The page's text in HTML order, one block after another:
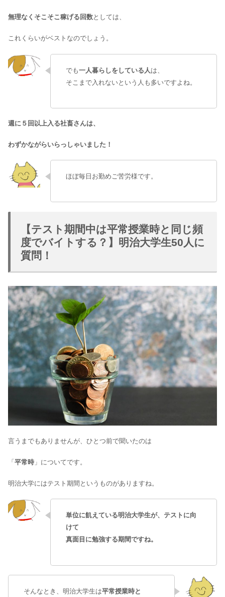
無理なくそこそこ稼げる回数としては、
これくらいがベストなのでしょう。
でも一人暮らしをしている人 は、
そこまで入れないという人も多いですよね。
週に５回以上入る社畜さんは、
わずかながらいらっしゃいました！
ほぼ毎日お勤めご苦労様です。
【テスト期間中は平常授業時と同じ頻
度でバイトする？】明治大学生50人に
質問！
言うまでもありませんが、ひとつ前で聞いたのは
「 平常時 」についてです。
明治大学にはテスト期間というものがありますね。
単位に飢えている明治大学生が、テストに向
けて
真面目に勉強する期間ですね。
そんなとき、明治大学生は平常授業時と